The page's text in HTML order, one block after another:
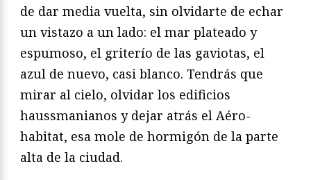
de dar media vuelta, sin olvidarte de echar
un vistazo a un lado: el mar plateado y
espumoso, el griterío de las gaviotas, el
azul de nuevo, casi blanco. Tendrás que
mirar al cielo, olvidar los edificios
haussmanianos y dejar atrás el Aéro-
habitat, esa mole de hormigón de la parte
alta de la ciudad.